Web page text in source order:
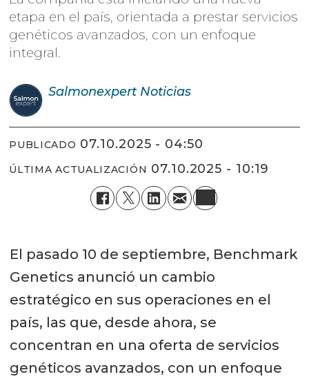
etapa en el país, orientada a prestar servicios
genéticos avanzados, con un enfoque
integral.
Salmonexpert Noticias
PUBLICADO 07.10.2025 - 04:50
ÚLTIMA ACTUALIZACIÓN 07.10.2025 - 10:19
El pasado 10 de septiembre, Benchmark
Genetics anunció un cambio
estratégico en sus operaciones en el
país, las que, desde ahora, se
concentran en una oferta de servicios
genéticos avanzados, con un enfoque